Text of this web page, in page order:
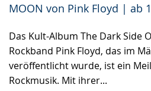
MOON von Pink Floyd | ab
Das Kult-Album The Dark Side
Rockband Pink Floyd, das im
veröffentlicht wurde, ist ein
Rockmusik. Mit ihrer...